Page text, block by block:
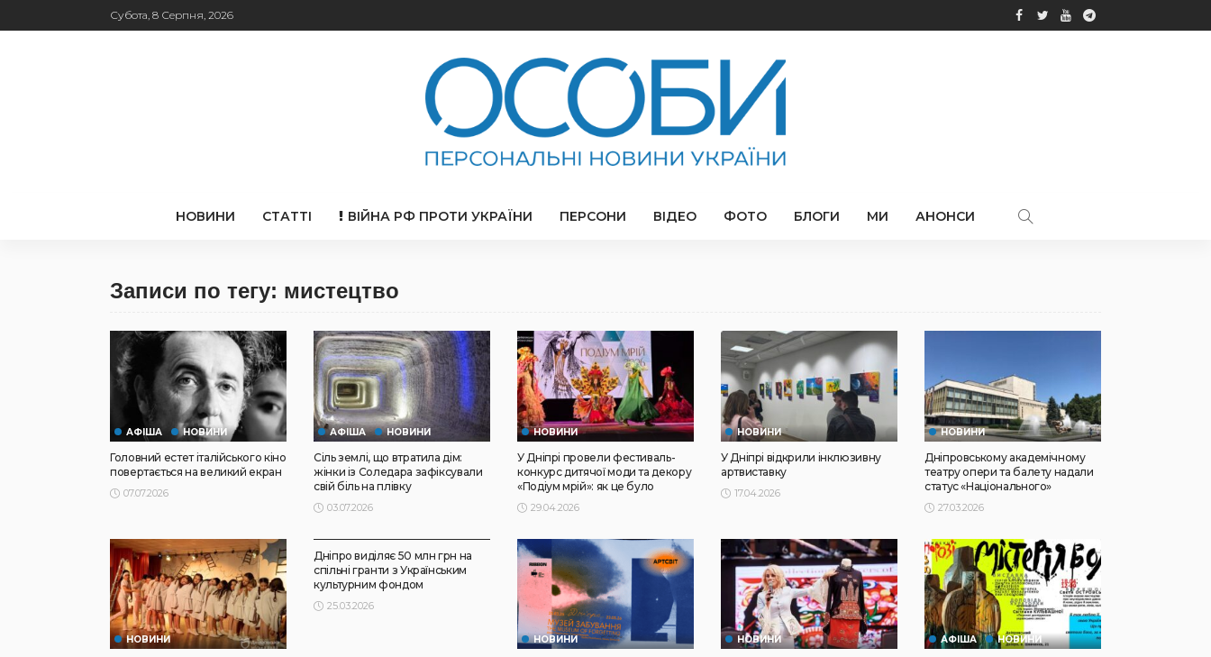
Субота, 8 Серпня, 2026
НОВИНИ СТАТТІ ВІЙНА РФ ПРОТИ УКРАЇНИ ПЕРСОНИ ВІДЕО ФОТО БЛОГИ МИ АНОНСИ
Записи по тегу: мистецтво
АФІША НОВИНИ
Головний естет італійського кіно
повертається на великий екран
07.07.2026
АФІША НОВИНИ
Сіль землі, що втратила дім:
жінки із Соледара зафіксували
свій біль на плівку
03.07.2026
НОВИНИ
У Дніпрі провели фестиваль-
конкурс дитячої моди та декору
«Подіум мрій»: як це було
29.04.2026
НОВИНИ
У Дніпрі відкрили інклюзивну
артвиставку
17.04.2026
НОВИНИ
Дніпровському академічному
театру опери та балету надали
статус «Національного»
27.03.2026
НОВИНИ
Дніпро виділяє 50 млн грн на
спільні гранти з Українським
культурним фондом
25.03.2026
НОВИНИ НОВИНИ АФІША НОВИНИ